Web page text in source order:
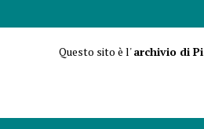
Questo sito è l'archivio di